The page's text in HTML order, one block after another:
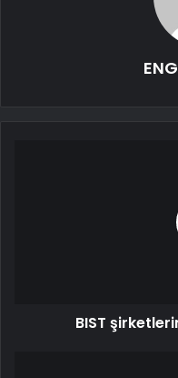
BIST